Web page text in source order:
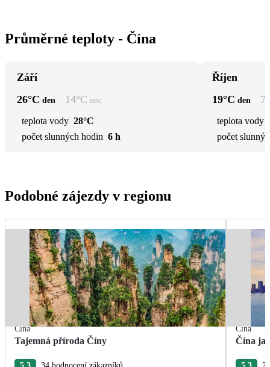
Průměrné teploty - Čína
Září
26°C den 14°C noc
teplota vody 28°C
počet slunných hodin 6 h
Říjen
19°C den 7
teplota vody
počet
Podobné zájezdy v regionu
Čína
Tajemná příroda Číny
Čína
Čína